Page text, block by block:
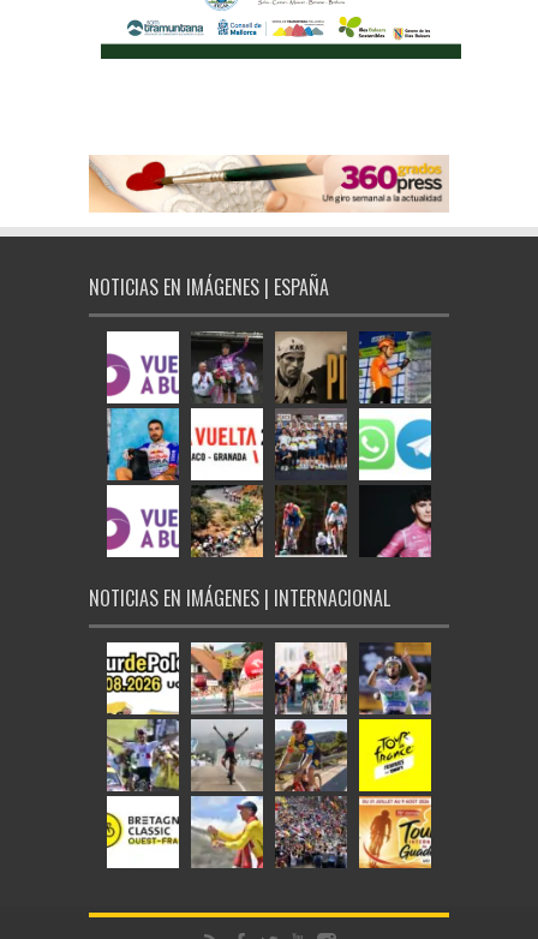
NOTICIAS EN IMÁGENES | ESPAÑA
NOTICIAS EN IMÁGENES | INTERNACIONAL